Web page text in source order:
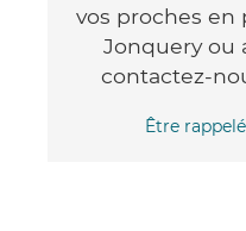
vos proches
Jonquery ou
contactez-
Être